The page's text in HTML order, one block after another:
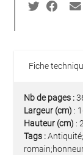
Fiche
Nb de pages :
Largeur (cm) :
Hauteur (cm) :
Tags :